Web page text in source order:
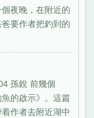
夜晚，在附近的
要作者把釣到的
孫銳 前幾個
的啟示》。這篇
作者去附近湖中